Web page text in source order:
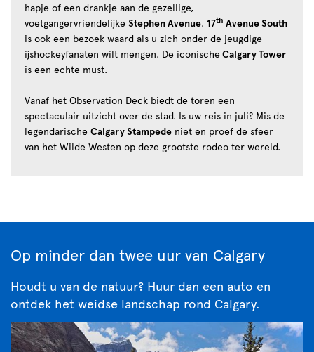
hapje of een drankje aan de gezellige,
voetgangervriendelijke Stephen Avenue. 17th Avenue South
is ook een bezoek waard als u zich onder de jeugdige
ijshockeyfanaten wilt mengen. De iconischeCalgary Tower
is een echte must.
Vanaf het Observation Deck biedt de toren een
spectaculair uitzicht over de stad. Is uw reis in juli? Mis de
legendarische Calgary Stampede niet en proef de sfeer
van het Wilde Westen op deze grootste rodeo ter wereld.
Op minder dan twee uur van Calgary
Houdt u van de natuur? Huur dan een auto en
ontdek het weidse landschap rond Calgary.